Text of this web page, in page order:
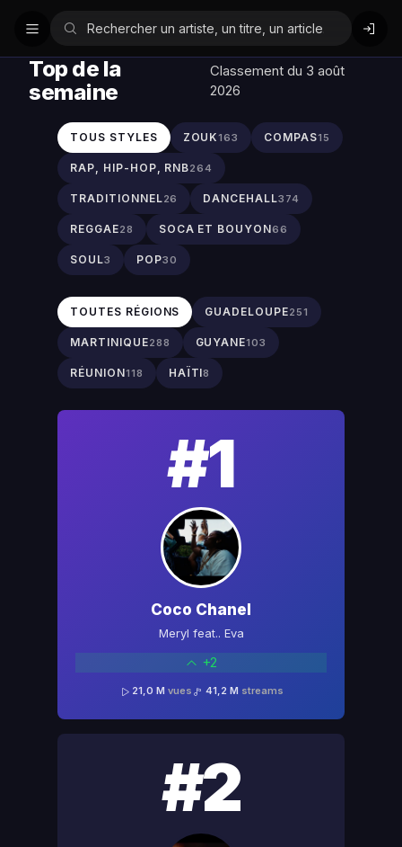
Top de la
semaine
Classement du 3 août
2026
TOUS STYLES ZOUK163 COMPAS15
RAP, HIP-HOP, RNB264
TRADITIONNEL26 DANCEHALL374
REGGAE28 SOCA ET BOUYON66
SOUL3 POP30
TOUTES RÉGIONS GUADELOUPE251
MARTINIQUE288 GUYANE103
RÉUNION118 HAÏTI8
#2
#1
Coco Chanel
Meryl feat.. Eva
+2
21,0 M vues 41,2 M streams